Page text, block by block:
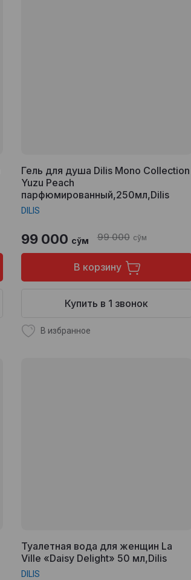
Гель для душа Dilis Mono Collection
Yuzu Peach
парфюмированный,250мл,Dilis
DILIS
99 000 сўм
99 000 сўм
В корзину
Купить в 1 звонок
В избранное
Туалетная вода для женщин La
Ville «Daisy Delight» 50 мл,Dilis
DILIS